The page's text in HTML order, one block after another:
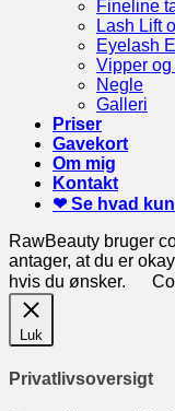
Fineline
Lash Lift
Eyelash
Vipper
Negle
Galleri
Priser
Gavekort
Om mig
Kontakt
❤ Se hvad
RawBeauty bruger
antager, at du er
hvis du ønsker.
Luk
Privatlivsoversigt